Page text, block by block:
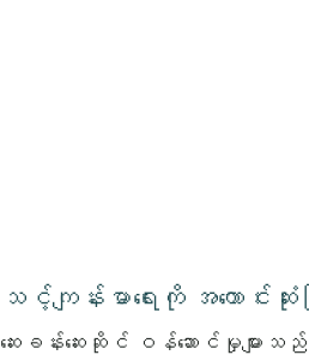
သင့်ကျန်းမာရေးကို အကောင်း
ဆေးခန်းဆေးဆိုင် ဝန်ဆောင်မှုများ